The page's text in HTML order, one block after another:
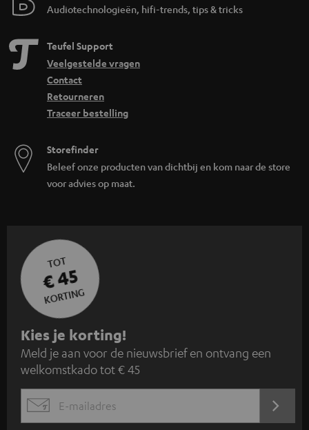
Audiotechnologieën, hifi-trends, tips & tricks
Teufel Support
Veelgestelde vragen
Contact
Retourneren
Traceer bestelling
Storefinder
Beleef onze producten van dichtbij en kom naar de store
voor advies op maat.
TOT
€ 45
KORTING
A
a
n
m
e
Kies je korting!
Meld je aan voor de nieuwsbrief en ontvang een
welkomstkado tot € 45
EMAIL